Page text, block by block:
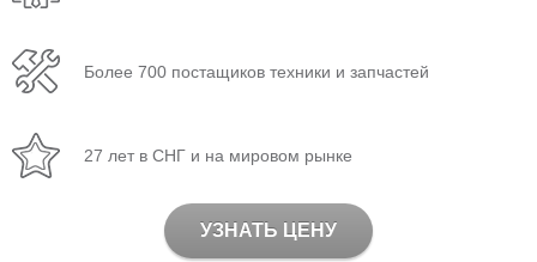
Более 700 постащиков техники и запчастей
27 лет в СНГ и на мировом рынке
УЗНАТЬ ЦЕНУ